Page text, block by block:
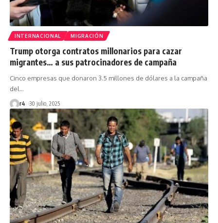
INTERNACIONAL MIGRACIÓN
Trump otorga contratos millonarios para cazar
migrantes… a sus patrocinadores de campaña
Cinco empresas que donaron 3.5 millones de dólares a la campaña
del…
r4 30 julio, 2025